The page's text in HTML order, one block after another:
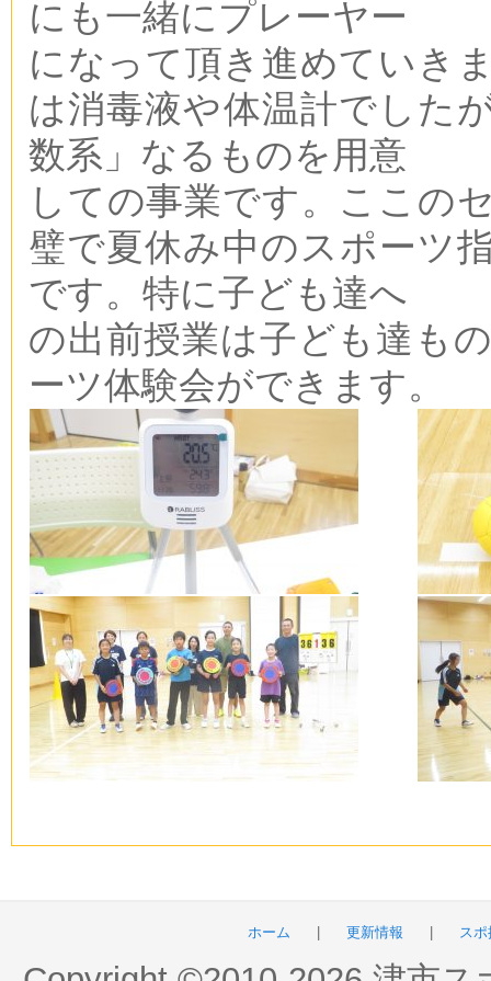
にも一緒にプレーヤー
になって頂き進めていき
は消毒液や体温計でした
数系」なるものを用意
しての事業です。ここの
璧で夏休み中のスポーツ
です。特に子ども達へ
の出前授業は子ども達も
ーツ体験会ができます。
ホーム 更新情報 ス